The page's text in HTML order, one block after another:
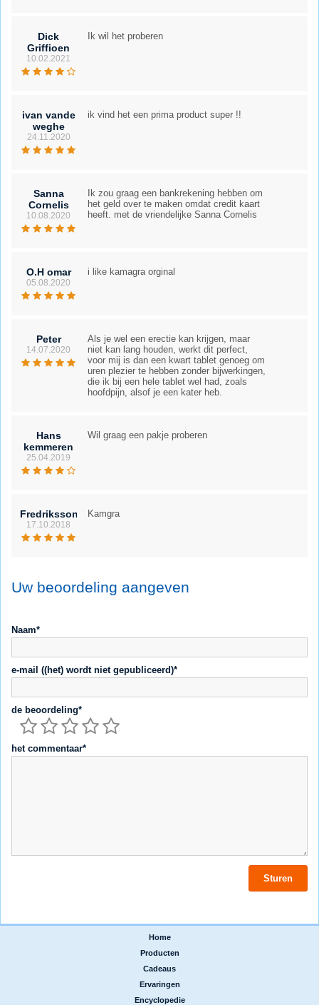
Dick
Griffioen
10.02.2021
Ik wil het proberen
ivan vande
weghe
24.11.2020
ik vind het een prima product super !!
Sanna
Cornelis
10.08.2020
Ik zou graag een bankrekening hebben om
het geld over te maken omdat credit kaart
heeft. met de vriendelijke Sanna Cornelis
O.H omar
05.08.2020
i like kamagra orginal
Peter
14.07.2020
Als je wel een erectie kan krijgen, maar
niet kan lang houden, werkt dit perfect,
voor mij is dan een kwart tablet genoeg om
uren plezier te hebben zonder bijwerkingen,
die ik bij een hele tablet wel had, zoals
hoofdpijn, alsof je een kater heb.
Hans
kemmeren
25.04.2019
Wil graag een pakje proberen
Fredriksson
17.10.2018
Kamgra
Uw beoordeling aangeven
Naam*
e-mail ((het) wordt niet gepubliceerd)*
de beoordeling*
het commentaar*
Home
Producten
Cadeaus
Ervaringen
Encyclopedie